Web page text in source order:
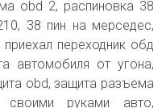
obd 2, распиновка 38
38 пин на мерседес,
переходник обд
автомобиля от угона,
obd, защита разъема
руками авто,